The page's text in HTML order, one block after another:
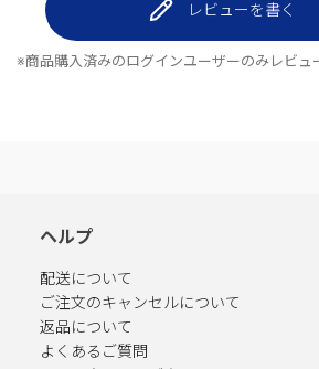
レビューを書く
※商品購入済みのログインユーザーのみ レビュ
ヘルプ
配送について
ご注文のキャンセルについて
返品について
よくあるご質問